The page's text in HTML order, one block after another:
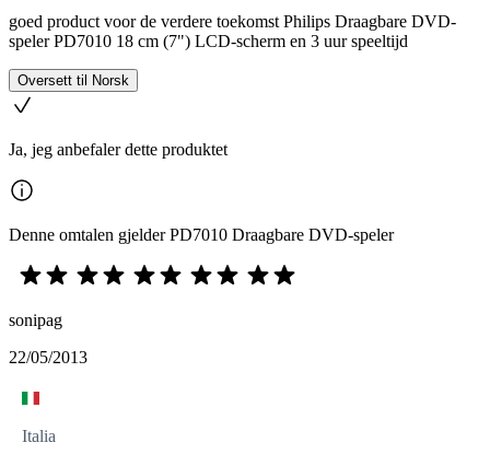
goed product voor de verdere toekomst Philips Draagbare DVD-
speler PD7010 18 cm (7") LCD-scherm en 3 uur speeltijd
Oversett til Norsk
Ja, jeg anbefaler dette produktet
Denne omtalen gjelder PD7010 Draagbare DVD-speler
sonipag
22/05/2013
Italia